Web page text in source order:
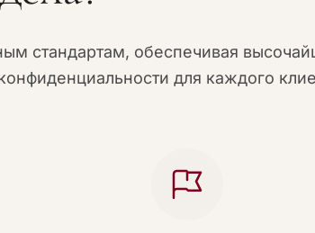
стандартам, обеспечивая
для каждого